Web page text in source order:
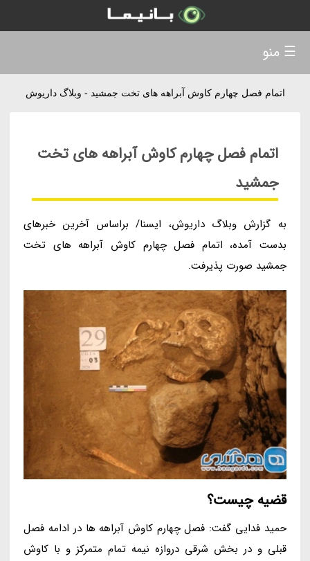
اتمام فصل چهارم کاوش آبراهه های تخت جمشید - وبلاگ داریوش
اتمام فصل چهارم کاوش آبراهه های تخت
جمشید
به گزارش وبلاگ داریوش، ایسنا/ براساس آخرین خبرهای
بدست آمده، اتمام فصل چهارم کاوش آبراهه های تخت
جمشید صورت پذیرفت.
قضیه چیست؟
حمید فدایی گفت: فصل چهارم کاوش آبراهه ها در ادامه فصل
قبلی و در بخش شرقی دروازه نیمه تمام متمرکز و با کاوش
☰ منو